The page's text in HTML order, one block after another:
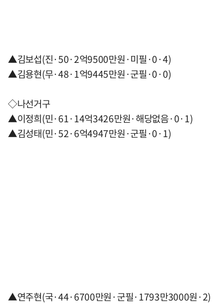
▲김보섭(진·50·2억9500만원·미필·0·4)
▲김용현(무·48·1억9445만원·군필·0·0)
◇나선거구
▲이정희(민·61·14억3426만원·해당없음·0·1)
▲김성태(민·52·6억4947만원·군필·0·1)
▲연주현(국·44·6700만원·군필·1793만3000원·2)